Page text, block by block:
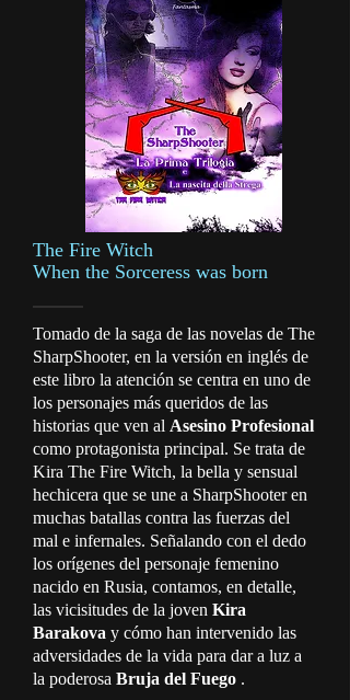
The Fire Witch
When the Sorceress was born
Tomado de la saga de las novelas de The
SharpShooter, en la versión en inglés de
este libro la atención se centra en uno de
los personajes más queridos de las
historias que ven al Asesino Profesional
como protagonista principal. Se trata de
Kira The Fire Witch, la bella y sensual
hechicera que se une a SharpShooter en
muchas batallas contra las fuerzas del
mal e infernales. Señalando con el dedo
los orígenes del personaje femenino
nacido en Rusia, contamos, en detalle,
las vicisitudes de la joven Kira
Barakova y cómo han intervenido las
adversidades de la vida para dar a luz a
la poderosa Bruja del Fuego .